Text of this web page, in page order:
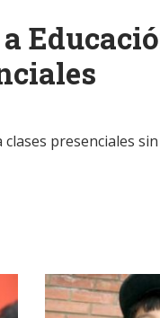
presenciales